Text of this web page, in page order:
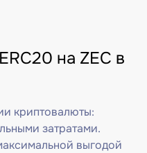
на ZEC в
криптовалюты:
затратами.
выгодой